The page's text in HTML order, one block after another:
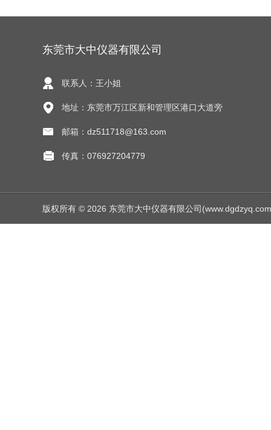
东莞市大中仪器有限公司
联系人：王小姐
地址：东莞市万江区新和管理区港口大道旁
邮箱：dz511718@163.com
传真：076927204779
版权所有 © 2026 东莞市大中仪器有限公司